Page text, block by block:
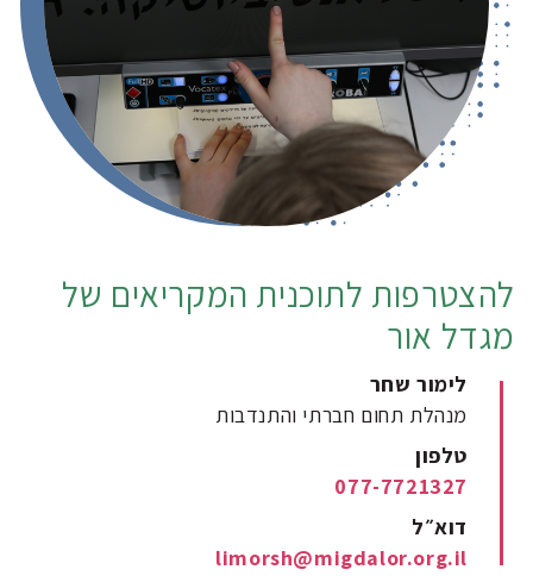
להצטרפות לתוכנית המקריאים של
מגדל אור
לימור שחר
מנהלת תחום חברתי והתנדבות
טלפון
077-7721327
דוא״ל
limorsh@migdalor.org.il